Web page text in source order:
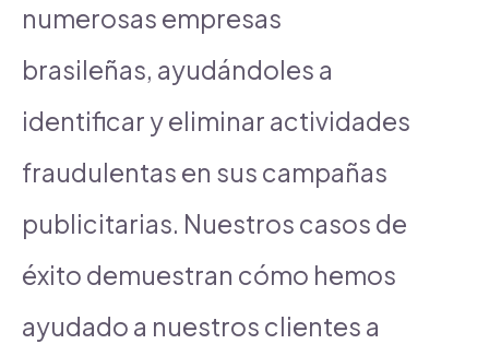
numerosas empresas
brasileñas, ayudándoles a
identificar y eliminar actividades
fraudulentas en sus campañas
publicitarias. Nuestros casos de
éxito demuestran cómo hemos
ayudado a nuestros clientes a